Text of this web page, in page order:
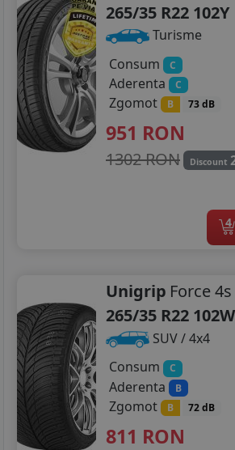
265/35 R22 102Y
Turisme
Consum
C
Aderenta C
Zgomot B 73 dB
951 RON
1302 RON Discount
4
Unigrip Force 4s
265/35 R22 102W
SUV / 4x4
Consum
C
Aderenta B
Zgomot B 72 dB
811 RON